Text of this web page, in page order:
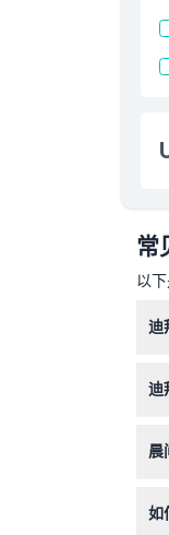
常
以
迪
迪
晨
如